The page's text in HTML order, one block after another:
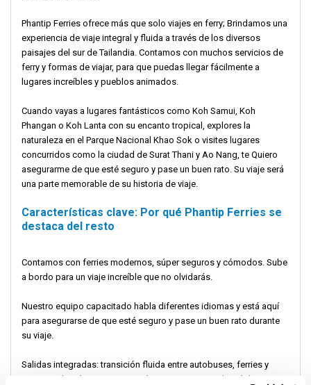
Phantip Ferries ofrece más que solo viajes en ferry; Brindamos una
experiencia de viaje integral y fluida a través de los diversos
paisajes del sur de Tailandia. Contamos con muchos servicios de
ferry y formas de viajar, para que puedas llegar fácilmente a
lugares increíbles y pueblos animados.
Cuando vayas a lugares fantásticos como Koh Samui, Koh
Phangan o Koh Lanta con su encanto tropical, explores la
naturaleza en el Parque Nacional Khao Sok o visites lugares
concurridos como la ciudad de Surat Thani y Ao Nang, te Quiero
asegurarme de que esté seguro y pase un buen rato. Su viaje será
una parte memorable de su historia de viaje.
Características clave: Por qué Phantip Ferries se
destaca del resto
Contamos con ferries modernos, súper seguros y cómodos. Sube
a bordo para un viaje increíble que no olvidarás.
Nuestro equipo capacitado habla diferentes idiomas y está aquí
para asegurarse de que esté seguro y pase un buen rato durante
su viaje.
Salidas integradas: transición fluida entre autobuses, ferries y
otros modos de transporte, todos con opciones de salida